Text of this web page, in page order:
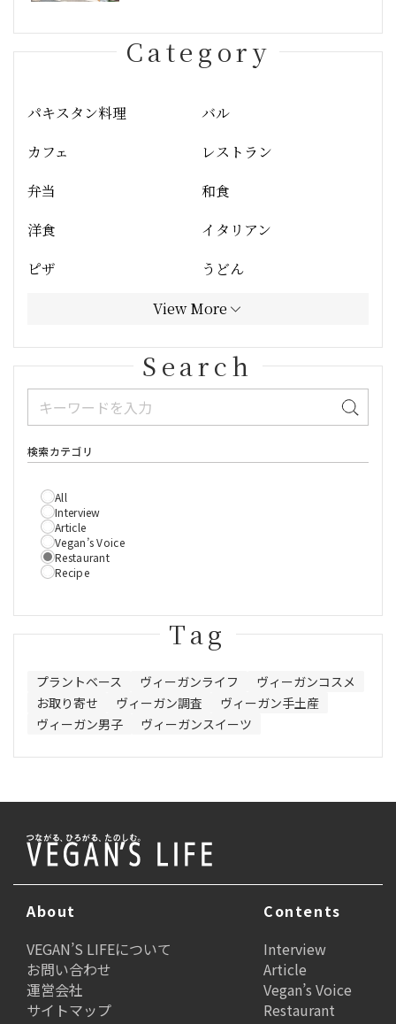
Category
パキスタン料理
バル
カフェ
レストラン
弁当
和食
洋食
イタリアン
ピザ
うどん
View More
Search
検索カテゴリ
All
Interview
Article
Vegan’s Voice
Restaurant
Recipe
Tag
プラントベース ヴィーガンライフ
ヴィーガンコスメ
お取り寄せ
ヴィーガン調査
ヴィーガン手土産
ヴィーガン男子
ヴィーガンスイーツ
About
VEGAN’S LIFEについて
お問い合わせ
運営会社
サイトマップ
Contents
Interview
Article
Vegan’s Voice
Restaurant